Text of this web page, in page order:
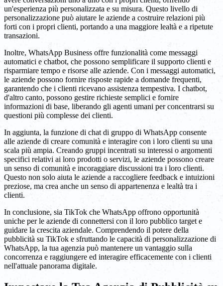
un'esperienza più personalizzata e su misura. Questo livello di
personalizzazione può aiutare le aziende a costruire relazioni più
forti con i propri clienti, portando a una maggiore lealtà e a ripetute
transazioni.
Inoltre, WhatsApp Business offre funzionalità come messaggi
automatici e chatbot, che possono semplificare il supporto clienti e
risparmiare tempo e risorse alle aziende. Con i messaggi automatici,
le aziende possono fornire risposte rapide a domande frequenti,
garantendo che i clienti ricevano assistenza tempestiva. I chatbot,
d'altro canto, possono gestire richieste semplici e fornire
informazioni di base, liberando gli agenti umani per concentrarsi su
questioni più complesse dei clienti.
In aggiunta, la funzione di chat di gruppo di WhatsApp consente
alle aziende di creare comunità e interagire con i loro clienti su una
scala più ampia. Creando gruppi incentrati su interessi o argomenti
specifici relativi ai loro prodotti o servizi, le aziende possono creare
un senso di comunità e incoraggiare discussioni tra i loro clienti.
Questo non solo aiuta le aziende a raccogliere feedback e intuizioni
preziose, ma crea anche un senso di appartenenza e lealtà tra i
clienti.
In conclusione, sia TikTok che WhatsApp offrono opportunità
uniche per le aziende di connettersi con il loro pubblico target e
guidare la crescita aziendale. Comprendendo il potere della
pubblicità su TikTok e sfruttando le capacità di personalizzazione di
WhatsApp, la tua agenzia può mantenere un vantaggio sulla
concorrenza e raggiungere ed interagire efficacemente con i clienti
nell'attuale panorama digitale.